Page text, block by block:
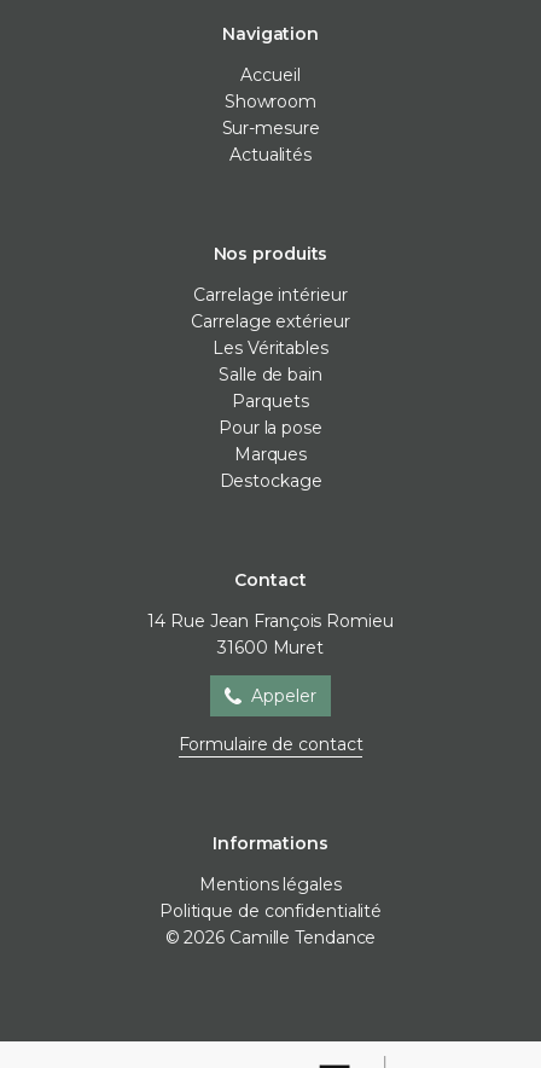
Navigation
Accueil
Showroom
Sur-mesure
Actualités
Nos produits
Carrelage intérieur
Carrelage extérieur
Les Véritables
Salle de bain
Parquets
Pour la pose
Marques
Destockage
Contact
14 Rue Jean François Romieu
31600 Muret
Appeler
Formulaire de contact
Informations
Mentions légales
Politique de confidentialité
© 2026 Camille Tendance